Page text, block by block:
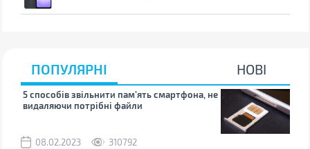
ПОПУЛЯРНІ НОВІ
5 способів звільнити пам’ять смартфона, не
видаляючи потрібні файли
08.02.2023
310792